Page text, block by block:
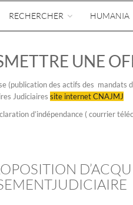
RECHERCHER HUMANIA
UNE
(publication des actifs des mandats
Judiciaires site internet CNAJMJ
d’indépendance ( courrier